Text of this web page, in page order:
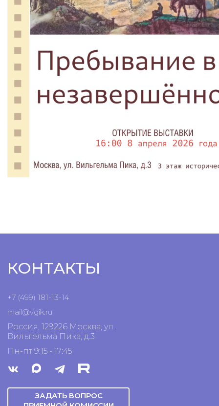
КОНТАКТЫ
+7 (499) 181-13-14
mail@vgik.ru
Россия, 129226 Москва, ул.
Вильгельма Пика, д.3
Пн-пт 9:15 - 17:45
ЗАДАТЬ ВОПРОС